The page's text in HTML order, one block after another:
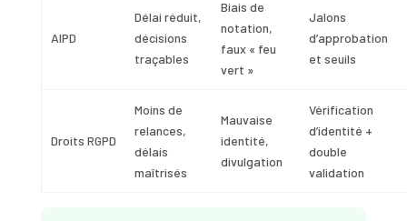
AIPD
Délai réduit,
décisions
traçables
Biais de
notation,
faux « feu
vert »
Jalons
d’approbation
et seuils
Droits RGPD
Moins de
relances,
délais
maîtrisés
Mauvaise
identité,
divulgation
Vérification
d’identité +
double
validation